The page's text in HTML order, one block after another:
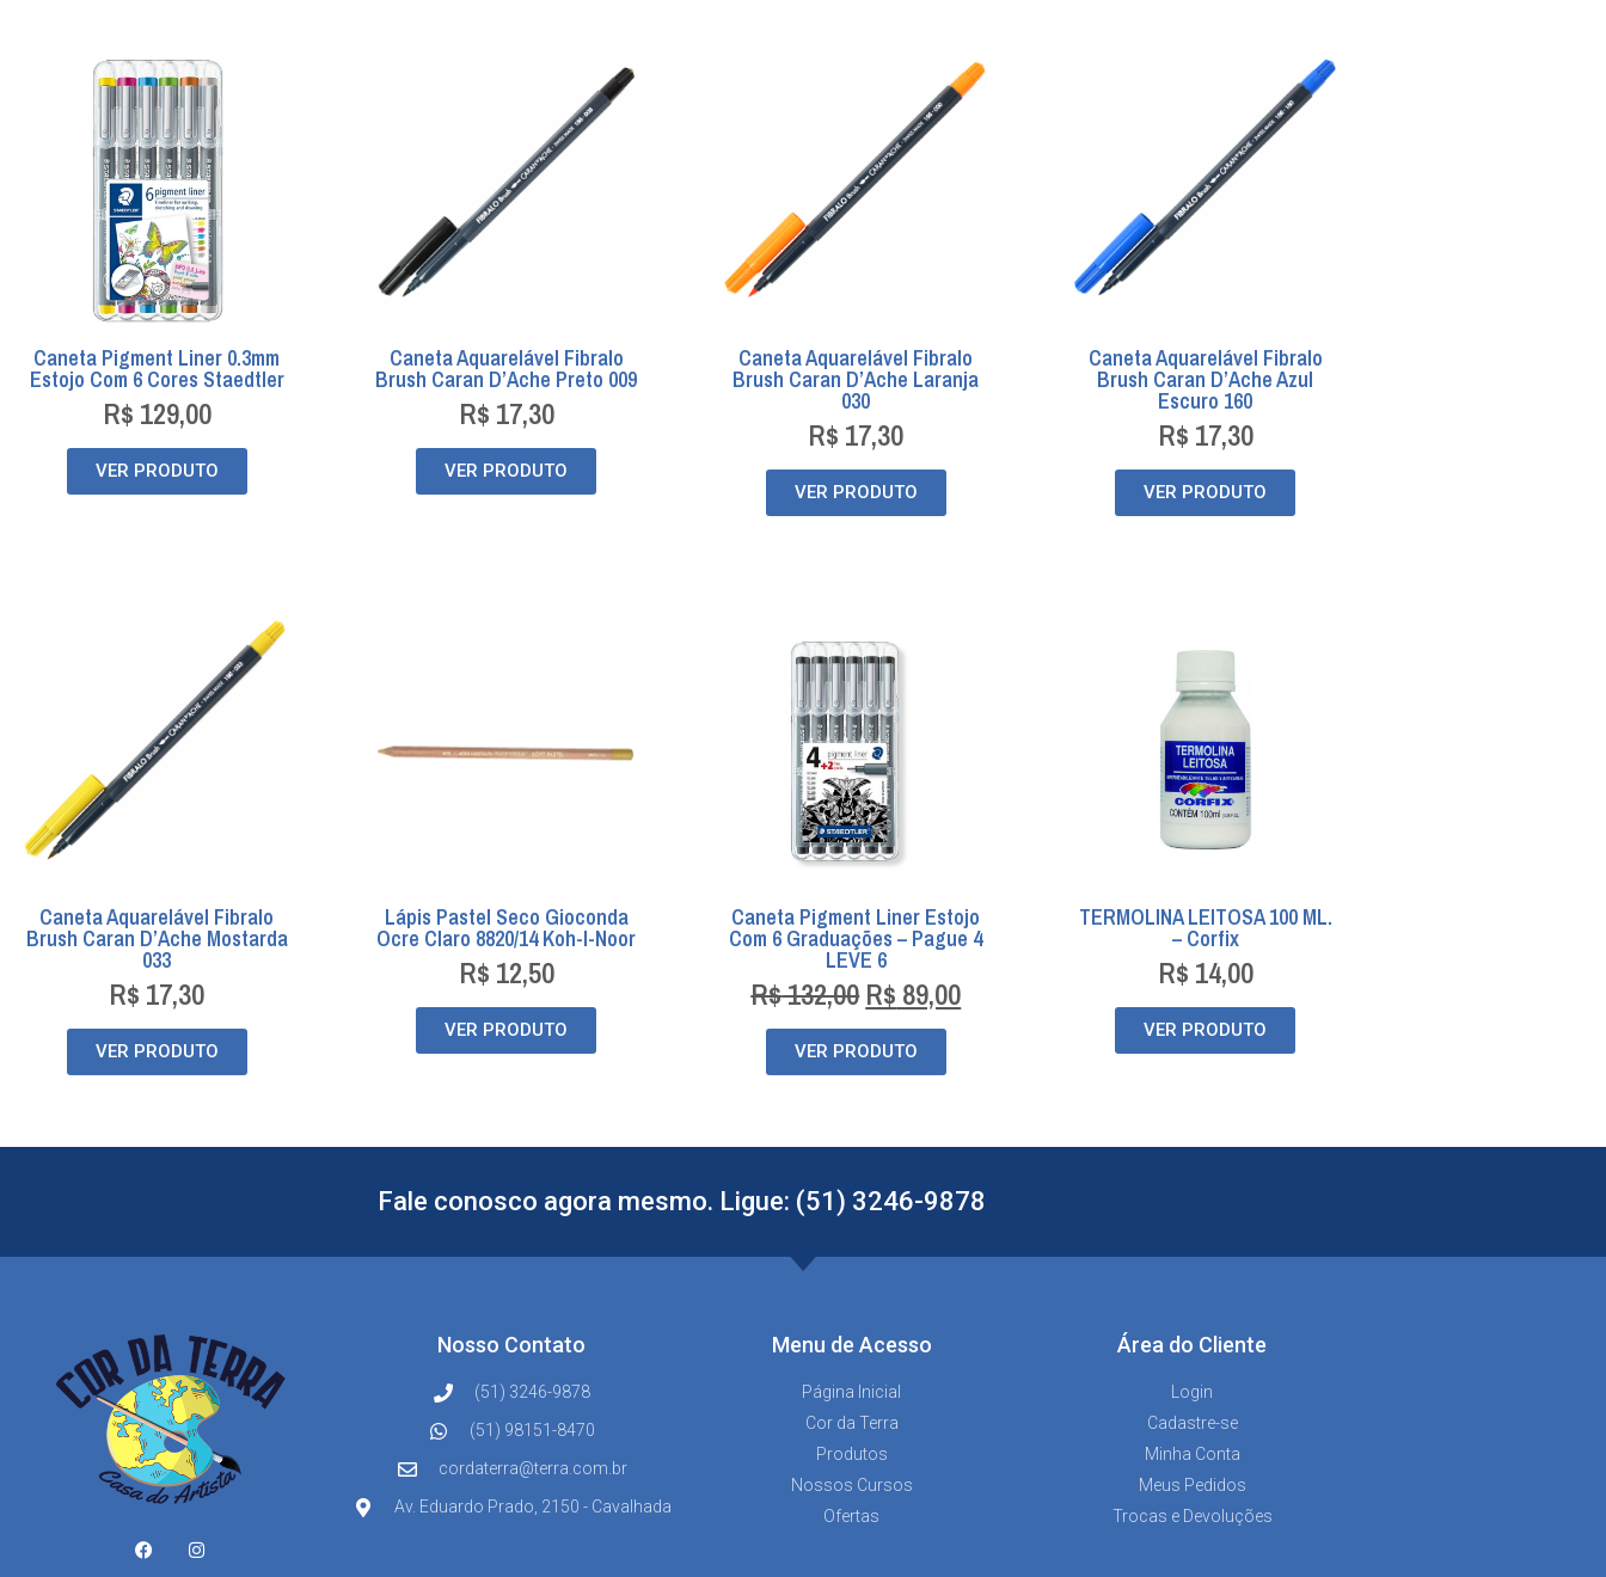
Caneta Pigment Liner 0.3mm
Estojo Com 6 Cores Staedtler
R$ 129,00
VER PRODUTO
Caneta Aquarelável Fibralo
Brush Caran D’Ache Preto 009
R$ 17,30
VER PRODUTO
Caneta Aquarelável Fibralo
Brush Caran D’Ache Laranja
030
R$ 17,30
VER PRODUTO
Caneta Aquarelável Fibralo
Brush Caran D’Ache Azul
Escuro 160
R$ 17,30
VER PRODUTO
Caneta Aquarelável Fibralo
Brush Caran D’Ache Mostarda
033
R$ 17,30
VER PRODUTO
Lápis Pastel Seco Gioconda
Ocre Claro 8820/14 Koh-I-Noor
R$ 12,50
VER PRODUTO
Caneta Pigment Liner Estojo
Com 6 Graduações – Pague 4
LEVE 6
R$132,00 R$ 89,00
VER PRODUTO
TERMOLINA LEITOSA 100 ML.
– Corfix
R$ 14,00
VER PRODUTO
Fale conosco agora mesmo. Ligue: (51) 3246-9878
Nosso Contato
(51) 3246-9878
(51) 98151-8470
cordaterra@terra.com.br
Av. Eduardo Prado, 2150 - Cavalhada
Menu de Acesso
Página Inicial
Cor da Terra
Produtos
Nossos Cursos
Ofertas
Área do Cliente
Login
Cadastre-se
Minha Conta
Meus Pedidos
Trocas e Devoluções